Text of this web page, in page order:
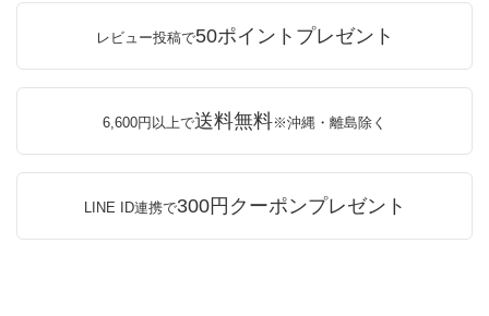
レビュー投稿で50ポイントプレゼント
6,600円以上で送料無料※沖縄・離島除く
LINE ID連携で300円クーポンプレゼント